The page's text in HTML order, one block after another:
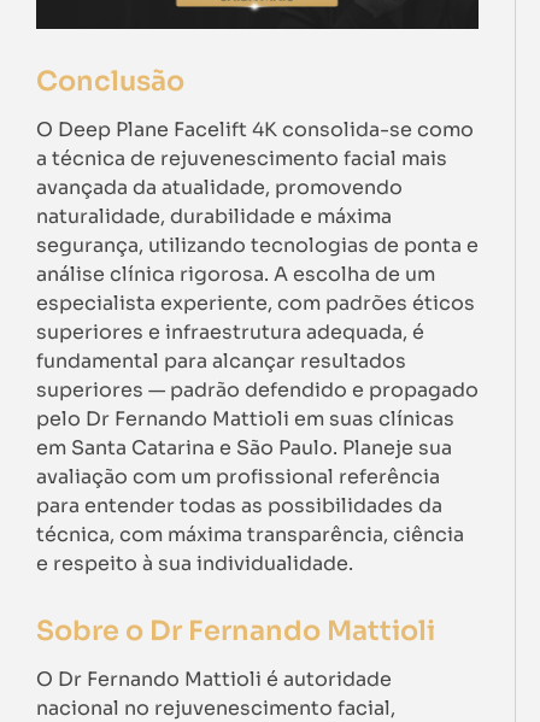
Conclusão
O Deep Plane Facelift 4K consolida-se como
a técnica de rejuvenescimento facial mais
avançada da atualidade, promovendo
naturalidade, durabilidade e máxima
segurança, utilizando tecnologias de ponta e
análise clínica rigorosa. A escolha de um
especialista experiente, com padrões éticos
superiores e infraestrutura adequada, é
fundamental para alcançar resultados
superiores — padrão defendido e propagado
pelo Dr Fernando Mattioli em suas clínicas
em Santa Catarina e São Paulo. Planeje sua
avaliação com um profissional referência
para entender todas as possibilidades da
técnica, com máxima transparência, ciência
e respeito à sua individualidade.
Sobre o Dr Fernando Mattioli
O Dr Fernando Mattioli é autoridade
nacional no rejuvenescimento facial,